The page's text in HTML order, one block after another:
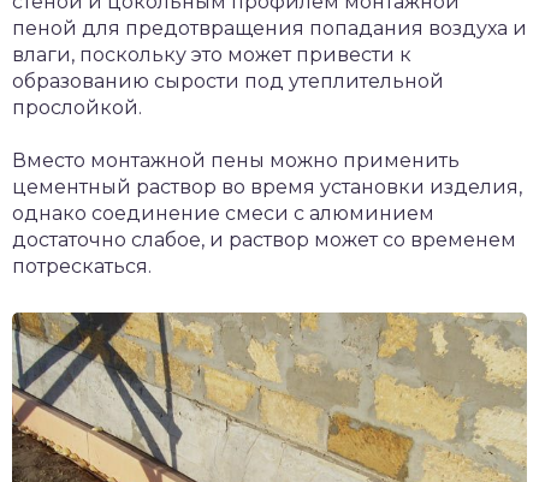
пеной для предотвращения попадания воздуха и
влаги, поскольку это может привести к
образованию сырости под утеплительной
прослойкой.
Вместо монтажной пены можно применить
цементный раствор во время установки изделия,
однако соединение смеси с алюминием
достаточно слабое, и раствор может со временем
потрескаться.